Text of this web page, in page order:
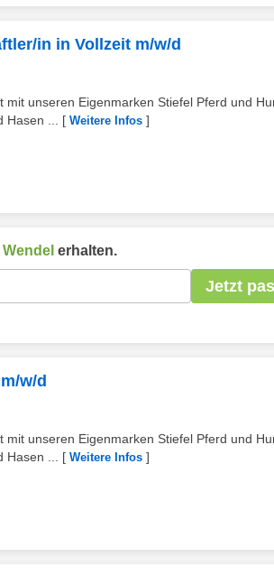
in in Vollzeit m/w/d
unseren Eigenmarken Stiefel Pferd und
...
[ Weitere Infos ]
erhalten.
Jetzt
w/d
unseren Eigenmarken Stiefel Pferd und
...
[ Weitere Infos ]